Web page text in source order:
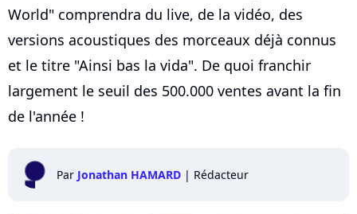
World" comprendra du live, de la vidéo, des
versions acoustiques des morceaux déjà connus
et le titre "Ainsi bas la vida". De quoi franchir
largement le seuil des 500.000 ventes avant la fin
de l'année !
Par Jonathan HAMARD | Rédacteur